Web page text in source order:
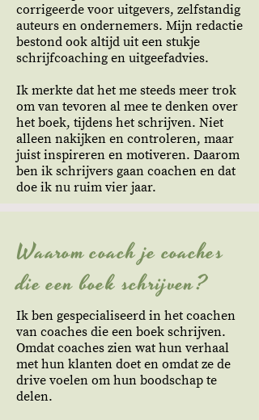
corrigeerde voor uitgevers, zelfstandig
auteurs en ondernemers. Mijn redactie
bestond ook altijd uit een stukje
schrijfcoaching en uitgeefadvies.
Ik merkte dat het me steeds meer trok
om van tevoren al mee te denken over
het boek, tijdens het schrijven. Niet
alleen nakijken en controleren, maar
juist inspireren en motiveren. Daarom
ben ik schrijvers gaan coachen en dat
doe ik nu ruim vier jaar.
Waarom coach je coaches
die een boek schrijven?
Ik ben gespecialiseerd in het coachen
van coaches die een boek schrijven.
Omdat coaches zien wat hun verhaal
met hun klanten doet en omdat ze de
drive voelen om hun boodschap te
delen.